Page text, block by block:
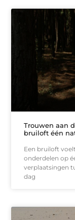
Trouwen aan
bruiloft één
Een bruiloft
onderdelen op
verplaatsingen
dag